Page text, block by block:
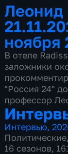
Леонид
ноября
В отеле
заложники
"Россия 24"
профессор
Интервью,
Политические,
16 сезонов,